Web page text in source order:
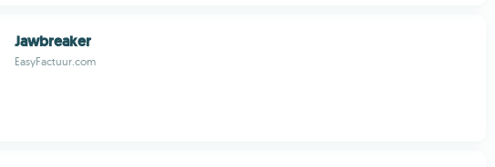
Jawbreaker
EasyFactuur.com